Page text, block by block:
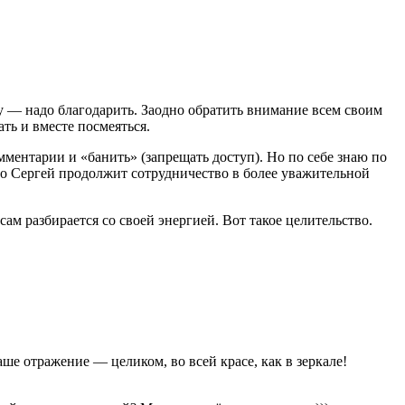
— надо благодарить. Заодно обратить внимание всем своим
и вместе посмеяться.
и «банить» (запрещать доступ). Но по себе знаю по
продолжит сотрудничество в более уважительной
со своей энергией. Вот такое целительство.
отражение — целиком, во всей красе, как в зеркале!